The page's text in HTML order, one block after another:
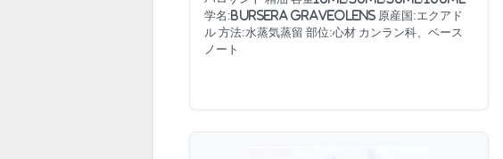
学名:Bursera graveolens 原産国:エクアド
ル 方法:水蒸気蒸留 部位:心材 カンラン科、ベース
ノート